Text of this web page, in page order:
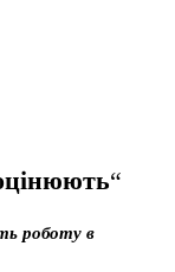
“
роботу в